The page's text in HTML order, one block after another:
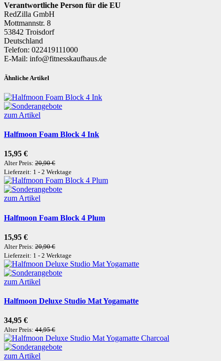
Verantwortliche Person für die EU
RedZilla GmbH
Mottmannstr. 8
53842 Troisdorf
Deutschland
Telefon: 022419111000
E-Mail: info@fitnesskaufhaus.de
Ähnliche Artikel
zum Artikel
Halfmoon Foam Block 4 Ink
15,95 €
Alter Preis: 20,90 €
Lieferzeit: 1 - 2 Werktage
zum Artikel
Halfmoon Foam Block 4 Plum
15,95 €
Alter Preis: 20,90 €
Lieferzeit: 1 - 2 Werktage
zum Artikel
Halfmoon Deluxe Studio Mat Yogamatte
34,95 €
Alter Preis: 44,95 €
zum Artikel